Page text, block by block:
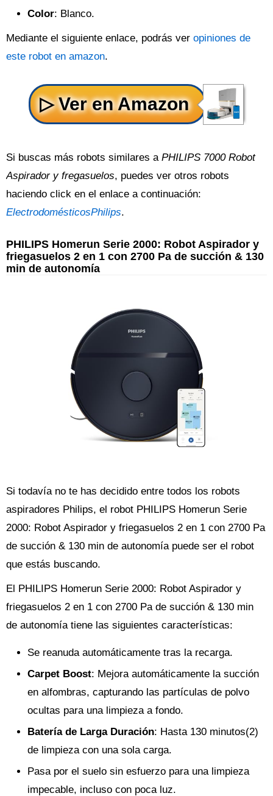
Color: Blanco.
Mediante el siguiente enlace, podrás ver opiniones de
este robot en amazon.
Si buscas más robots similares a PHILIPS 7000 Robot
Aspirador y fregasuelos, puedes ver otros robots
haciendo click en el enlace a continuación:
ElectrodomésticosPhilips.
PHILIPS Homerun Serie 2000: Robot Aspirador y
friegasuelos 2 en 1 con 2700 Pa de succión & 130
min de autonomía
Si todavía no te has decidido entre todos los robots
aspiradores Philips, el robot PHILIPS Homerun Serie
2000: Robot Aspirador y friegasuelos 2 en 1 con 2700 Pa
de succión & 130 min de autonomía puede ser el robot
que estás buscando.
El PHILIPS Homerun Serie 2000: Robot Aspirador y
friegasuelos 2 en 1 con 2700 Pa de succión & 130 min
de autonomía tiene las siguientes características:
Se reanuda automáticamente tras la recarga.
Carpet Boost: Mejora automáticamente la succión
en alfombras, capturando las partículas de polvo
ocultas para una limpieza a fondo.
Batería de Larga Duración: Hasta 130 minutos(2)
de limpieza con una sola carga.
Pasa por el suelo sin esfuerzo para una limpieza
impecable, incluso con poca luz.